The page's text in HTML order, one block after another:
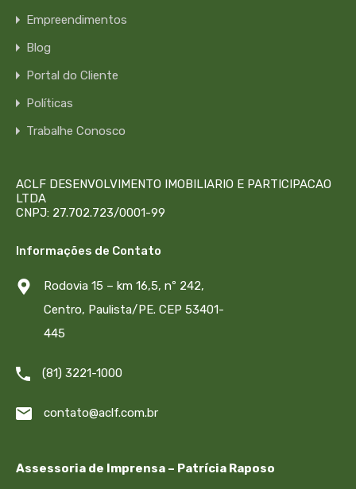
Empreendimentos
Blog
Portal do Cliente
Políticas
Trabalhe Conosco
ACLF DESENVOLVIMENTO IMOBILIARIO E PARTICIPACAO
LTDA
CNPJ: 27.702.723/0001-99
Informações de Contato
Rodovia 15 – km 16,5, nº 242,
Centro, Paulista/PE. CEP 53401-
445
(81) 3221-1000
contato@aclf.com.br
Assessoria de Imprensa – Patrícia Raposo